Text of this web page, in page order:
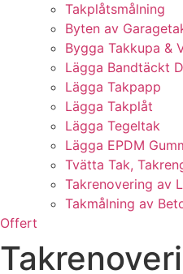
Takplåtsmålning
Byten av
Bygga Takkupa &
Lägga Bandtäckt
Lägga Takpapp
Lägga Takplåt
Lägga Tegeltak
Lägga EPDM
Tvätta Tak,
Takrenovering av
Takmålning av
Offert